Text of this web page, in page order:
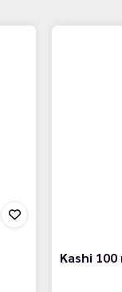
Kashi